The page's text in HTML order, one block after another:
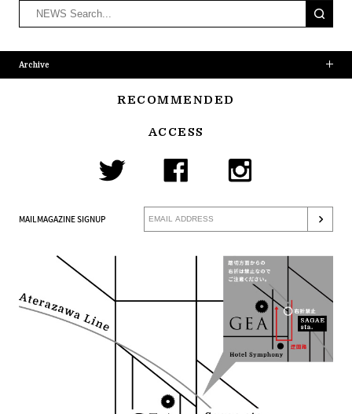
Archive
RECOMMENDED
ACCESS
MAILMAGAZINE SIGNUP